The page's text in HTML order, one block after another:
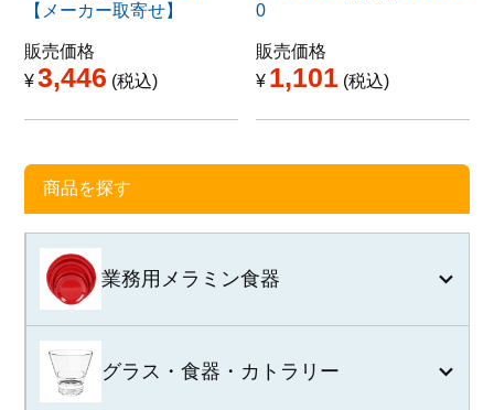
【メーカー取寄せ】
販売価格
¥3,446 税込
0
販売価格
¥ 1,101 税込
商品を探す
業務用メラミン食器
グラス・食器・カトラリー